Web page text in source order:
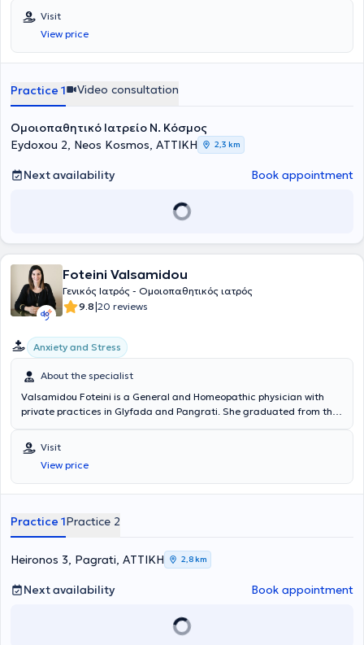
Visit
View price
Practice 1 Video consultation
Ομοιοπαθητικό Ιατρείο Ν. Κόσμος
Eydoxou 2, Neos Kosmos, ΑΤΤΙΚΗ
2,3 km
Next availability Book appointment
Foteini Valsamidou
Γενικός Ιατρός - Ομοιοπαθητικός ιατρός
9.8|20 reviews
Anxiety and Stress
About the specialist
Valsamidou Foteini is a General and Homeopathic physician with
private practices in Glyfada and Pangrati. She graduated from the
Athens and holds a diploma from the International Academy of
Homeopathy. She specialized in general medicine at the General
Hospital of Athens "Korgialenio - Benakeio" and at the Markopoulo
Health Center. The doctor provides individualized treatment for
dysmenorrhea, polycystic ovary syndrome, headaches, menstrual
Visit
View price
Practice 1Practice 2
Heironos 3, Pagrati, ΑΤΤΙΚΗ 2,8 km
Next availability Book appointment